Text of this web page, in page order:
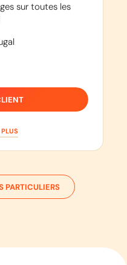
sur toutes les
PARTICULIERS